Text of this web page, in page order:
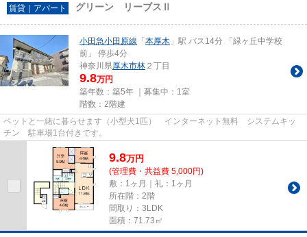
賃貸｜アパート グリーン リーブスⅡ
小田急小田原線 「本厚木 」駅 バス14分 「緑ヶ丘中学校
前」 停歩4分
神奈川県厚木市林 ２丁目
9.8万円
築年数：築5年 ｜募集中： 1室
階数：2階建
ペットと一緒に暮らせます（小型犬1匹） インターネット無料 システムキッ
チン 駐車場1台付きです。
9.8万円
(管理費・共益費 5,000円)
敷：1ヶ月｜礼：1ヶ月
所在階：2階
間取り：3LDK
面積：71.73㎡